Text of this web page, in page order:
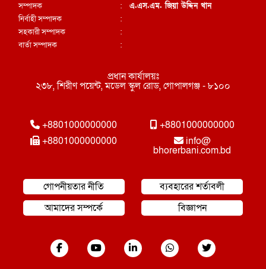
সম্পাদক
নির্বাহী সম্পাদক
সহকারী সম্পাদক
বার্তা সম্পাদক
:
:
:
:
এ.এস.এম. জিয়া উদ্দিন খান
প্রধান কার্যালয়ঃ
২৩৮, শিরীণ পয়েন্ট, মডেল স্কুল রোড, গোপালগঞ্জ - ৮১০০
+8801000000000
+8801000000000
+8801000000000
info@
bhorerbani.com.bd
গোপনীয়তার নীতি
ব্যবহারের শর্তাবলী
আমাদের সম্পর্কে
বিজ্ঞাপন